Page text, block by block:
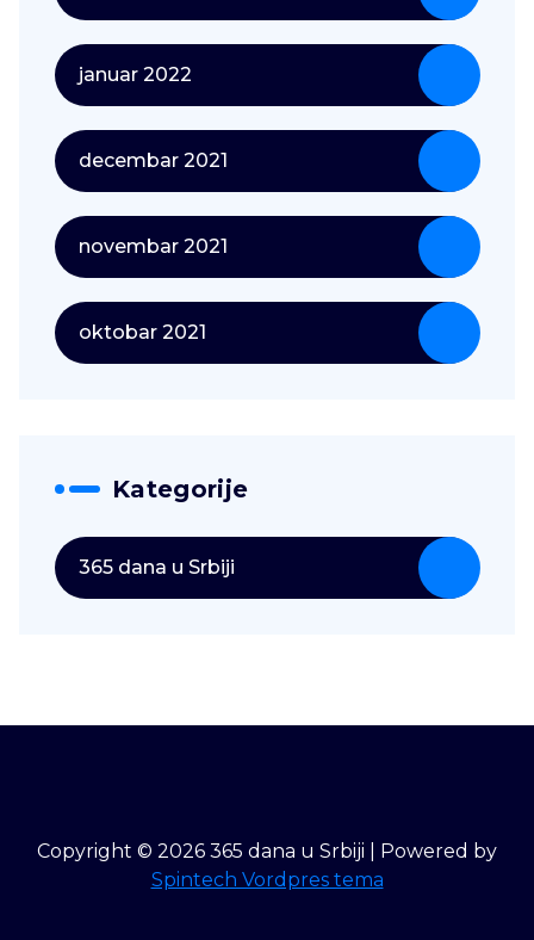
januar 2022
decembar 2021
novembar 2021
oktobar 2021
Kategorije
365 dana u Srbiji
Copyright © 2026 365 dana u Srbiji | Powered by
Spintech Vordpres tema